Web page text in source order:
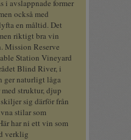
i avslappnade former
också med
en måltid. Det
riktigt bra vin
Mission Reserve
Station Vineyard
Blind River, i
ger naturligt låga
struktur, djup
sig därför från
stilar som
har ni ett vin som
verklig